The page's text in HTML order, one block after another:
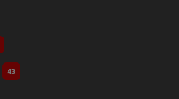
43